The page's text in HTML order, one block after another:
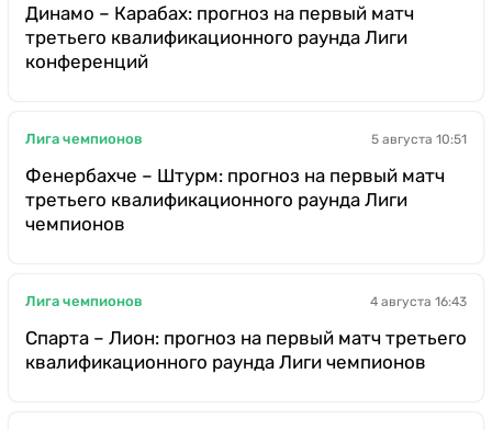
Динамо – Карабах: прогноз на первый матч
третьего квалификационного раунда Лиги
конференций
Лига чемпионов 5 августа 10:51
Фенербахче – Штурм: прогноз на первый матч
третьего квалификационного раунда Лиги
чемпионов
Лига чемпионов 4 августа 16:43
Спарта – Лион: прогноз на первый матч третьего
квалификационного раунда Лиги чемпионов